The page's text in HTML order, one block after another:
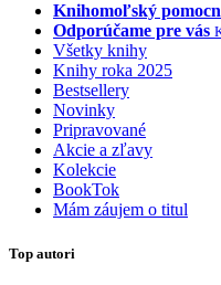
Knihomoľský
Odporúčame pre vás
Všetky knihy
Knihy roka 2025
Bestsellery
Novinky
Pripravované
Akcie a zľavy
Kolekcie
BookTok
Mám záujem o titul
Top autori